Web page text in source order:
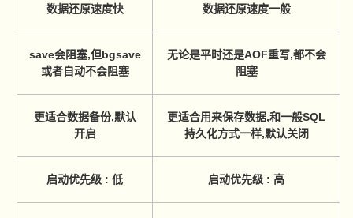
数据还原速度快 数据还原速度一般
save会阻塞,但bgsave
或者自动不会阻塞
无论是平时还是AOF重写,都不会
阻塞
更适合数据备份,默认
开启
更适合用来保存数据,和一般SQL
持久化方式一样,默认关闭
启动优先级 : 低 启动优先级 : 高